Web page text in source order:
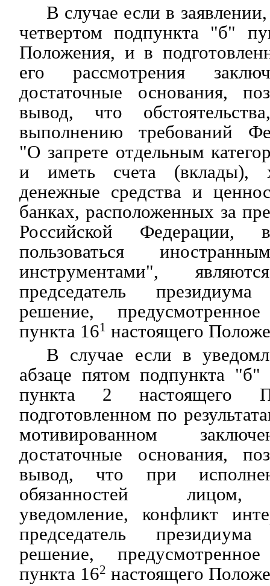
В случае если в
четвертом подпункта "б"
Положения, и в
его рассмотрения
достаточные основания,
вывод, что
выполнению требований
"О запрете отдельным
и иметь счета (вклады),
денежные средства и
банках, расположенных за
Российской
пользоваться
инструментами",
председатель
решение,
пункта 161 настоящего
В случае если в
абзаце пятом подпункта
пункта 2 настоящего
подготовленном по
мотивированном
достаточные основания,
вывод, что при
обязанностей лицом,
уведомление, конфликт
председатель
решение,
пункта 162 настоящего